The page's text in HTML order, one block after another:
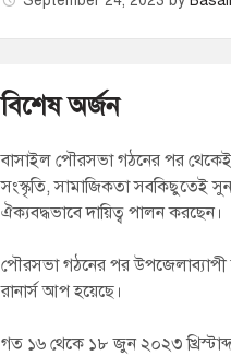
বিশেষ অর্জন
বাসাইল পৌরসভা গঠনের পর
সংস্কৃতি, সামাজিকতা সবকিছুতেই
ঐক্যবদ্ধভাবে দায়িত্ব পালন করছেন।
পৌরসভা গঠনের পর উপজেলাব্যাপী
রানার্স আপ হয়েছে।
গত ১৬ থেকে ১৮ জুন ২০২৩